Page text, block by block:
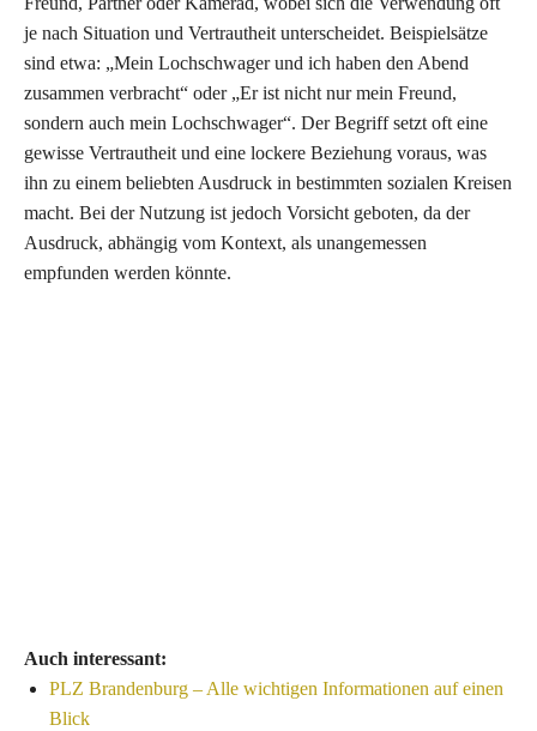
je nach Situation und Vertrautheit unterscheidet. Beispielsätze
sind etwa: „Mein Lochschwager und ich haben den Abend
zusammen verbracht“ oder „Er ist nicht nur mein Freund,
sondern auch mein Lochschwager“. Der Begriff setzt oft eine
gewisse Vertrautheit und eine lockere Beziehung voraus, was
ihn zu einem beliebten Ausdruck in bestimmten sozialen Kreisen
macht. Bei der Nutzung ist jedoch Vorsicht geboten, da der
Ausdruck, abhängig vom Kontext, als unangemessen
empfunden werden könnte.
Auch interessant:
PLZ Brandenburg – Alle wichtigen Informationen auf einen
Blick